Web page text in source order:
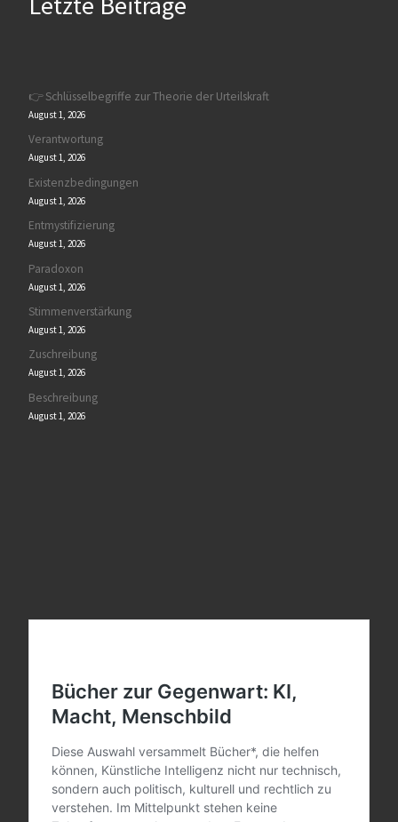
👉 Schlüsselbegriffe zur Theorie der Urteilskraft
August 1, 2026
Verantwortung
August 1, 2026
Existenzbedingungen
August 1, 2026
Entmystifizierung
August 1, 2026
Paradoxon
August 1, 2026
Stimmenverstärkung
August 1, 2026
Zuschreibung
August 1, 2026
Beschreibung
August 1, 2026